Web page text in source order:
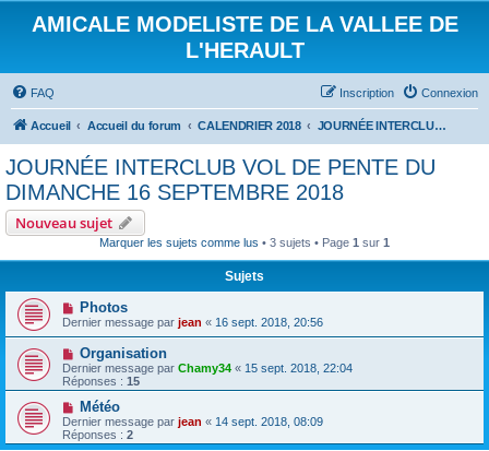
AMICALE MODELISTE DE LA VALLEE DE
L'HERAULT
FAQ Connexion
Inscription
Accueil Accueil du forum CALENDRIER 2018 JOURNÉE INTERCLUB VOL DE PENTE DU DIMANCHE 16 SEPTEMBRE 2018
JOURNÉE INTERCLUB VOL DE PENTE DU
DIMANCHE 16 SEPTEMBRE 2018
Nouveau sujet
Marquer les sujets comme lus • 3 sujets • Page 1 sur 1
Sujets
Photos
Dernier message par jean « 16 sept. 2018, 20:56
Organisation
Dernier message par Chamy34 « 15 sept. 2018, 22:04
Réponses : 15
Météo
Dernier message par jean « 14 sept. 2018, 08:09
Réponses : 2